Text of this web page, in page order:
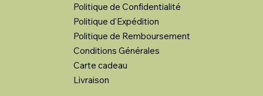
Politique de Confidentialité
Politique d'Expédition
Politique de Remboursement
Conditions Générales
Carte cadeau
Livraison